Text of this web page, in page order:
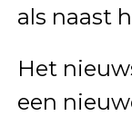
als naast
Het
een